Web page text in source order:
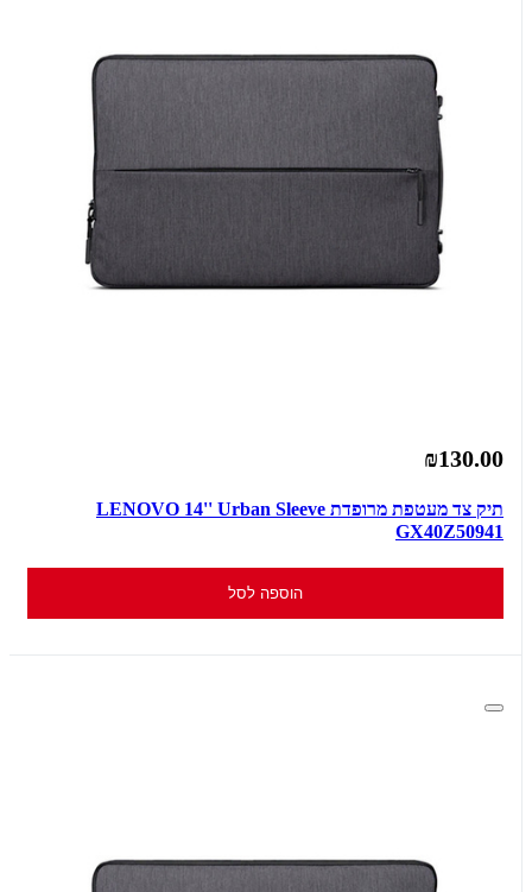
₪130.00
תיק צד מעטפת מרופדת LENOVO 14'' Urban Sleeve
GX40Z50941
הוספה לסל